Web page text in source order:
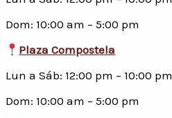
Dom: 10:00 am – 5:00 pm
Plaza Compostela
Lun a Sáb: 12:00 pm – 10:00 pm
Dom: 10:00 am – 5:00 pm